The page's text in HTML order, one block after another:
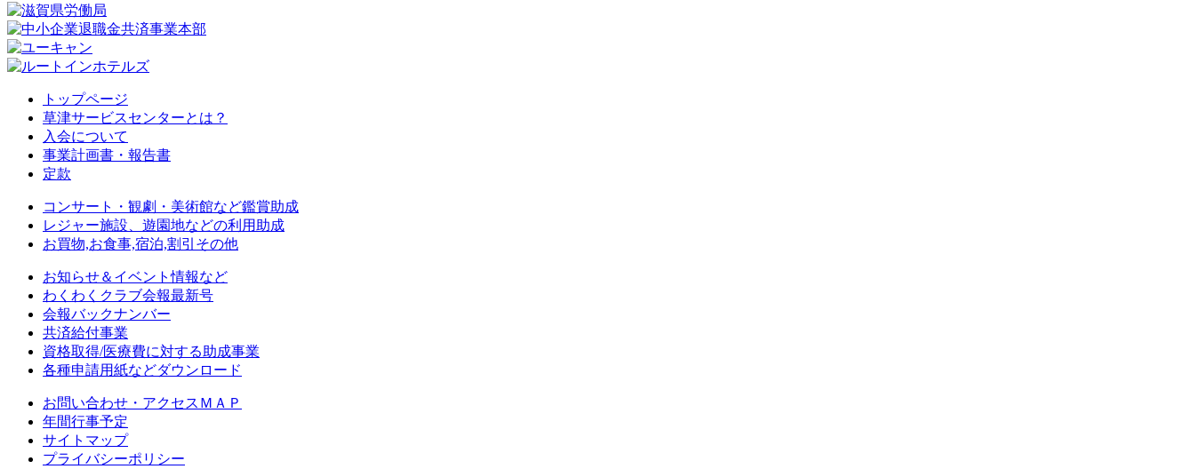
トップページ
草津サービスセンターとは？
入会について
事業計画書・報告書
定款
コンサート・観劇・美術館など鑑賞助成
レジャー施設、遊園地などの利用助成
お買物,お食事,宿泊,割引その他
お知らせ＆イベント情報など
わくわくクラブ会報最新号
会報バックナンバー
共済給付事業
資格取得/医療費に対する助成事業
各種申請用紙などダウンロード
お問い合わせ・アクセスＭＡＰ
年間行事予定
サイトマップ
プライバシーポリシー